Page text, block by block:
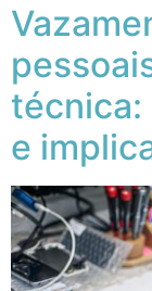
técnica:
e